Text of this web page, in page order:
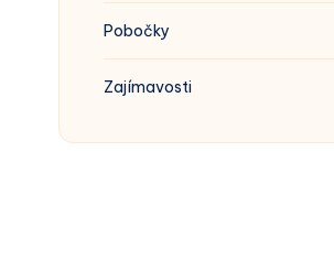
Pobočky
Zajímavosti